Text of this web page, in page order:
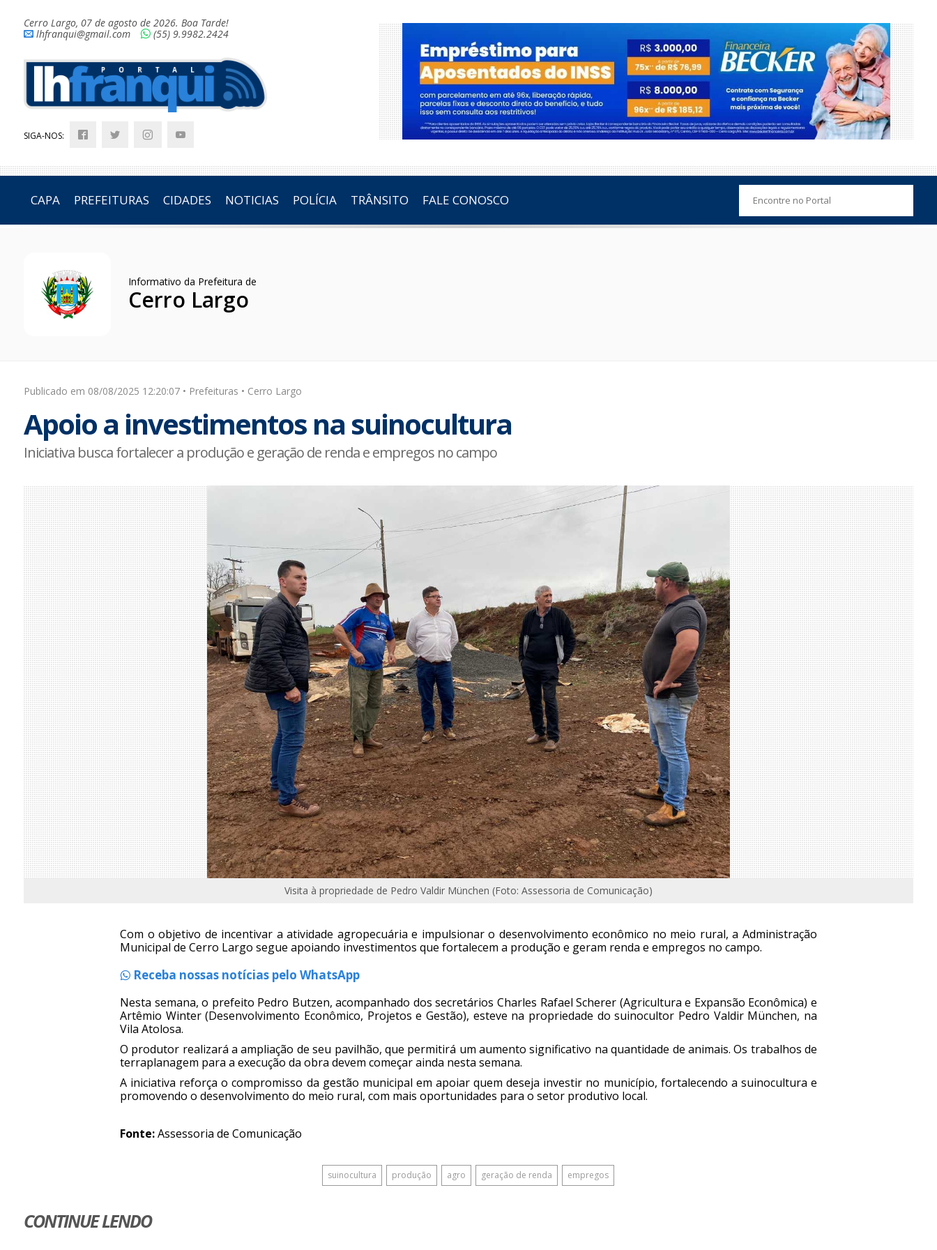
Cerro Largo, 07 de agosto de 2026. Boa Tarde!
lhfranqui@gmail.com
(55) 9.9982.2424
SIGA-NOS:
CAPA PREFEITURAS CIDADES NOTICIAS POLÍCIA TRÂNSITO FALE CONOSCO
Informativo da Prefeitura de
Cerro Largo
Publicado em 08/08/2025 12:20:07 • Prefeituras • Cerro Largo
Apoio a investimentos na suinocultura
Iniciativa busca fortalecer a produção e geração de renda e empregos no campo
Visita à propriedade de Pedro Valdir München (Foto: Assessoria de Comunicação)
Com o objetivo de incentivar a atividade agropecuária e impulsionar o desenvolvimento econômico no meio rural, a Administração
Municipal de Cerro Largo segue apoiando investimentos que fortalecem a produção e geram renda e empregos no campo.
Receba nossas notícias pelo WhatsApp
Nesta semana, o prefeito Pedro Butzen, acompanhado dos secretários Charles Rafael Scherer (Agricultura e Expansão Econômica) e
Artêmio Winter (Desenvolvimento Econômico, Projetos e Gestão), esteve na propriedade do suinocultor Pedro Valdir München, na
Vila Atolosa.
O produtor realizará a ampliação de seu pavilhão, que permitirá um aumento significativo na quantidade de animais. Os trabalhos de
terraplanagem para a execução da obra devem começar ainda nesta semana.
A iniciativa reforça o compromisso da gestão municipal em apoiar quem deseja investir no município, fortalecendo a suinocultura e
promovendo o desenvolvimento do meio rural, com mais oportunidades para o setor produtivo local.
Fonte:Assessoria de Comunicação
suinocultura produção agro geração de renda empregos
CONTINUE LENDO